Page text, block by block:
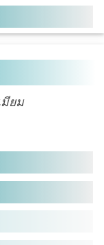
ยม